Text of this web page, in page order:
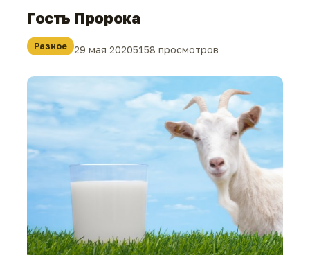
Гость Пророка
Разное 29 мая 20205158 просмотров